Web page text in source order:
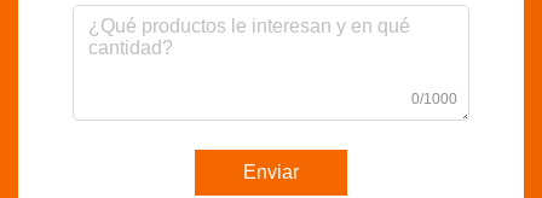
0/1000
Enviar